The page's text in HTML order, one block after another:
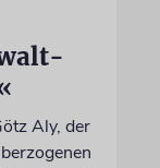
Aly, der